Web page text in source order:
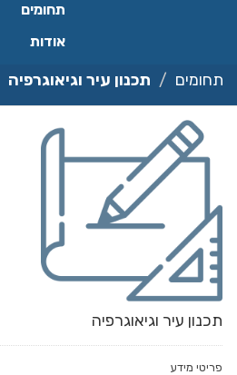
תחומים
אודות
תחומים תכנון עיר וגיאוגרפיה
תכנון עיר וגיאוגרפיה
פריטי מידע